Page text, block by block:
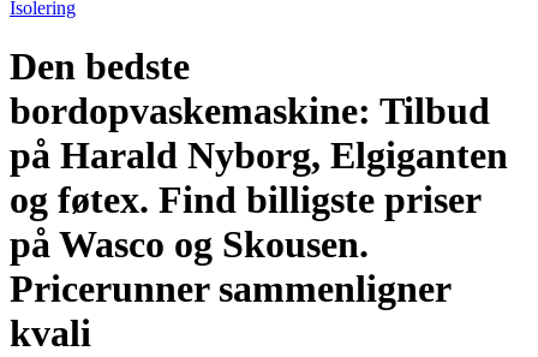
Isolering
Den bedste
bordopvaskemaskine: Tilbud
på Harald Nyborg, Elgiganten
og føtex. Find billigste priser
på Wasco og Skousen.
Pricerunner sammenligner
kvali